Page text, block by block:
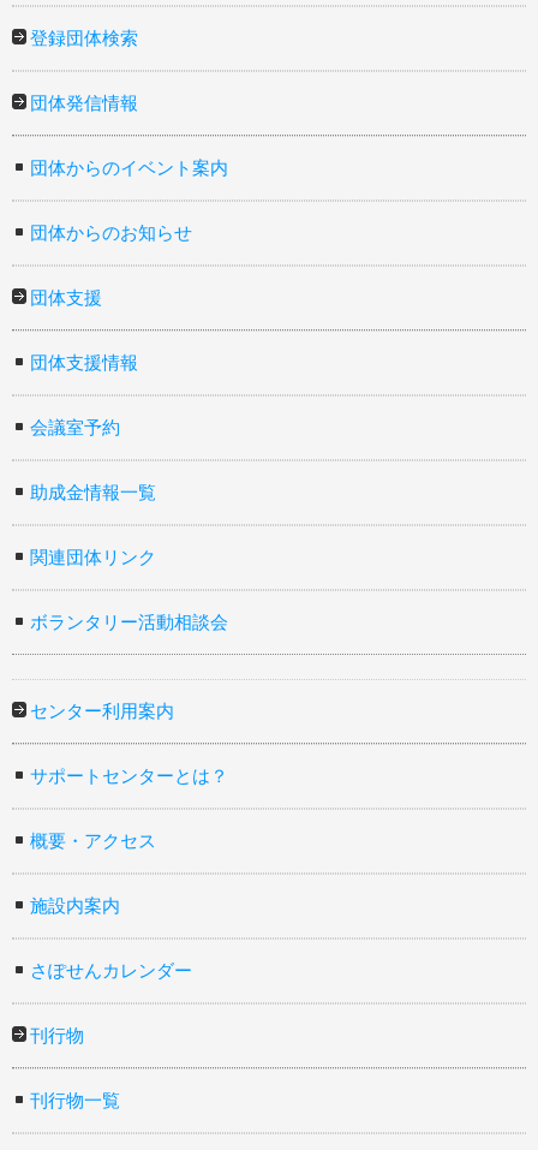
登録団体検索
団体発信情報
団体からのイベント案内
団体からのお知らせ
団体支援
団体支援情報
会議室予約
助成金情報一覧
関連団体リンク
ボランタリー活動相談会
センター利用案内
サポートセンターとは？
概要・アクセス
施設内案内
さぽせんカレンダー
刊行物
刊行物一覧